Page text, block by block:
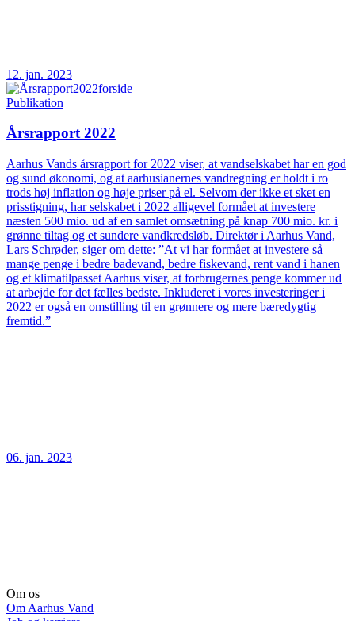
12. jan. 2023
Publikation
Årsrapport 2022
Aarhus Vands årsrapport for 2022 viser, at vandselskabet har en god
og sund økonomi, og at aarhusianernes vandregning er holdt i ro
trods høj inflation og høje priser på el. Selvom der ikke et sket en
prisstigning, har selskabet i 2022 alligevel formået at investere
næsten 500 mio. ud af en samlet omsætning på knap 700 mio. kr. i
grønne tiltag og et sundere vandkredsløb. Direktør i Aarhus Vand,
Lars Schrøder, siger om dette: ”At vi har formået at investere så
mange penge i bedre badevand, bedre fiskevand, rent vand i hanen
og et klimatilpasset Aarhus viser, at forbrugernes penge kommer ud
at arbejde for det fælles bedste. Inkluderet i vores investeringer i
2022 er også en omstilling til en grønnere og mere bæredygtig
fremtid.”
06. jan. 2023
Om os
Om Aarhus Vand